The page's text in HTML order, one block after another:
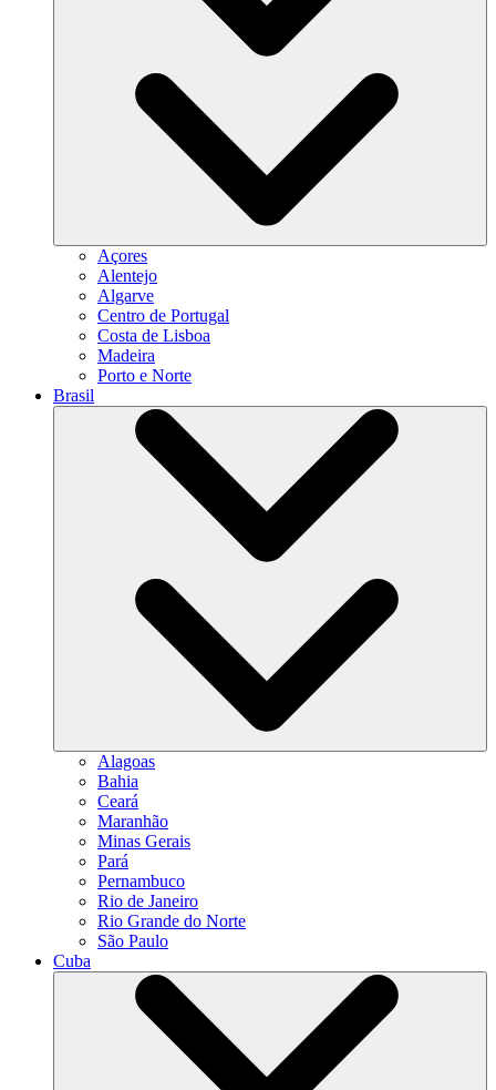
Açores
Alentejo
Algarve
Centro de Portugal
Costa de Lisboa
Madeira
Porto e Norte
Brasil
Alagoas
Bahia
Ceará
Maranhão
Minas Gerais
Pará
Pernambuco
Rio de Janeiro
Rio Grande do Norte
São Paulo
Cuba